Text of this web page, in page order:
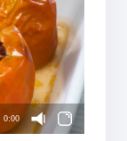
0:00